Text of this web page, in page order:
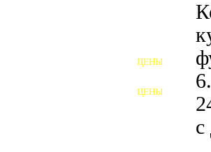
с
ЦЕНЫ
ЦЕНЫ
ШАЙБЫ ФУНДАМЕНТНЫЕ